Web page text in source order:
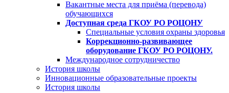
Вакантные места для приёма (перевода)
обучающихся
Доступная среда ГКОУ РО РОЦОНУ
Специальные условия охраны здоровья
Коррекционно-развивающее
оборудование ГКОУ РО РОЦОНУ.
Международное сотрудничество
История школы
Инновационные образовательные проекты
История школы